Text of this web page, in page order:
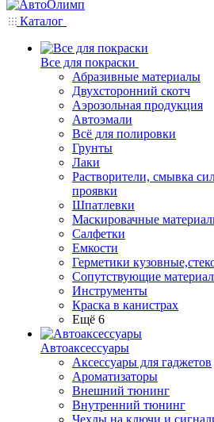
Каталог
Все для покраски
Абразивные материалы
Двухсторонний скотч
Аэрозольная продукция
Автоэмали
Всё для полировки
Грунты
Лаки
Растворители, смывка
проявки
Шпатлевки
Маскировачные
Салфетки
Емкости
Герметики
Сопутствующие
Инструменты
Краска в канистрах
Ещё 6
Автоаксессуары
Аксессуары для гаджетов
Ароматизаторы
Внешний тюнинг
Внутренний тюнинг
Чехлы на ключи и